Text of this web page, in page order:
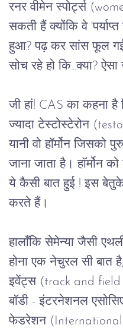
रनर वीमेन स्पोर्ट्स
सकती हैं क्योंकि वे 'पर्याप्त
हुआ? पढ़ कर सांस फूल
सोच रहे हो कि...क्या? ऐसा
जी हां! CAS का कहना है
ज्यादा टेस्टोस्टेरोन
यानी वो हॉर्मोन जिसको
जाना जाता है। हॉर्मोन को
ये कैसी बात हुई ! इस
करते हैं।
हालाँकि सेमेन्या जैसी
होना एक नेचुरल सी बात है
इवेंट्स (track and field
बॉडी - इंटरनेशनल
फेडरेशन